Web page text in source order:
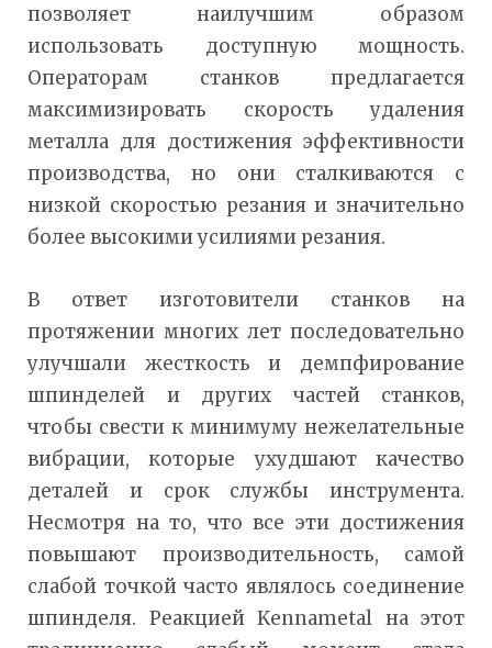
позволяет наилучшим образом
использовать доступную мощность.
Операторам станков предлагается
максимизировать скорость удаления
металла для достижения эффективности
производства, но они сталкиваются с
низкой скоростью резания и значительно
более высокими усилиями резания.
В ответ изготовители станков на
протяжении многих лет последовательно
улучшали жесткость и демпфирование
шпинделей и других частей станков,
чтобы свести к минимуму нежелательные
вибрации, которые ухудшают качество
деталей и срок службы инструмента.
Несмотря на то, что все эти достижения
повышают производительность, самой
слабой точкой часто являлось соединение
шпинделя. Реакцией Kennametal на этот